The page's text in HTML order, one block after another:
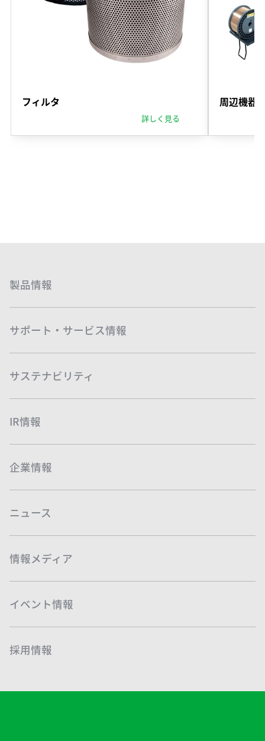
フィルタ
詳しく見る
周辺機器
製品情報
サポート・サービス情報
サステナビリティ
IR情報
企業情報
ニュース
情報メディア
イベント情報
採用情報